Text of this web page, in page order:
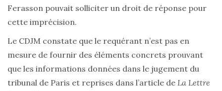
Ferasson pouvait solliciter un droit de réponse pour
cette imprécision.
Le CDJM constate que le requérant n’est pas en
mesure de fournir des éléments concrets prouvant
que les informations données dans le jugement du
tribunal de Paris et reprises dans l’article de La Lettre